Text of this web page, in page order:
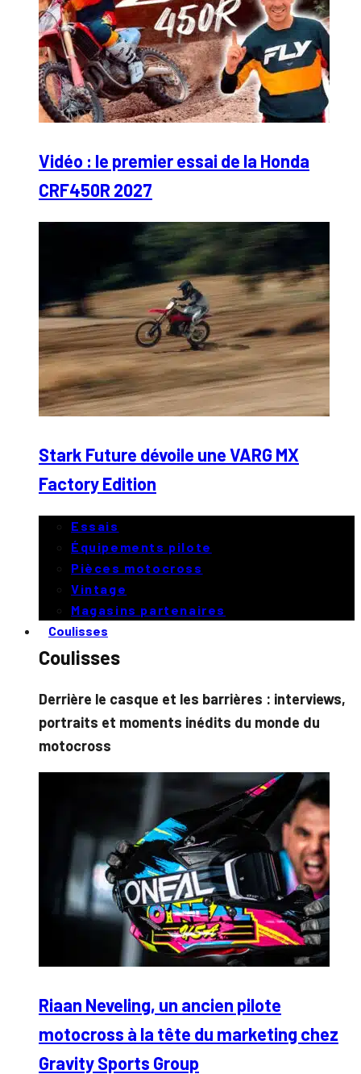
Vidéo : le premier essai de la Honda
CRF450R 2027
Stark Future dévoile une VARG MX
Factory Edition
Essais
Équipements pilote
Pièces motocross
Vintage
Magasins partenaires
Coulisses
Coulisses
Derrière le casque et les barrières : interviews,
portraits et moments inédits du monde du
motocross
Riaan Neveling, un ancien pilote
motocross à la tête du marketing chez
Gravity Sports Group